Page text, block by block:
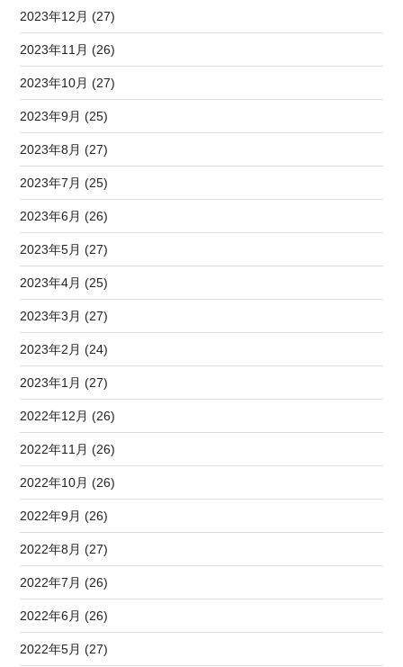
2023年12月 (27)
2023年11月 (26)
2023年10月 (27)
2023年9月 (25)
2023年8月 (27)
2023年7月 (25)
2023年6月 (26)
2023年5月 (27)
2023年4月 (25)
2023年3月 (27)
2023年2月 (24)
2023年1月 (27)
2022年12月 (26)
2022年11月 (26)
2022年10月 (26)
2022年9月 (26)
2022年8月 (27)
2022年7月 (26)
2022年6月 (26)
2022年5月 (27)